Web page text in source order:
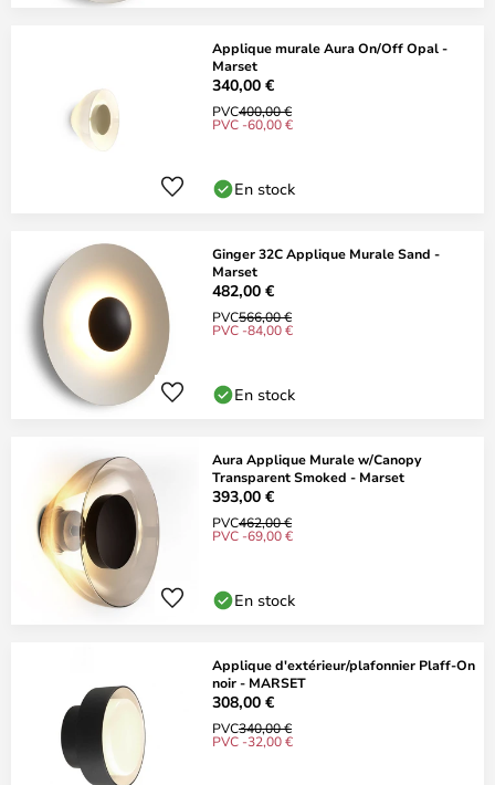
Applique murale Aura On/Off Opal -
Marset
340,00 €
PVC400,00 €
PVC -60,00 €
En stock
Ginger 32C Applique Murale Sand -
Marset
482,00 €
PVC566,00 €
PVC -84,00 €
En stock
Aura Applique Murale w/Canopy
Transparent Smoked - Marset
393,00 €
PVC462,00 €
PVC -69,00 €
En stock
Applique d'extérieur/plafonnier Plaff-On
noir - MARSET
308,00 €
PVC340,00 €
PVC -32,00 €